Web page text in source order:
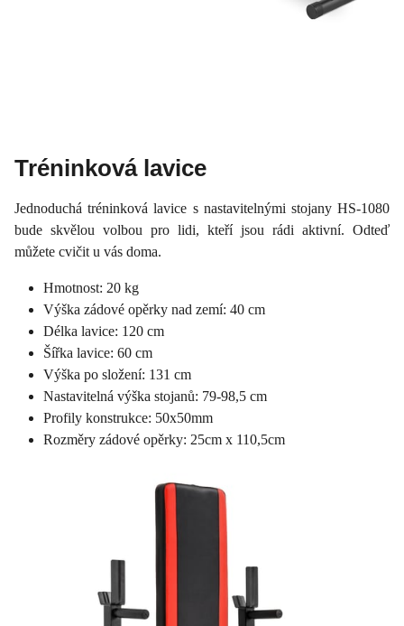
Tréninková lavice
Jednoduchá tréninková lavice s nastavitelnými stojany HS-1080
bude skvělou volbou pro lidi, kteří jsou rádi aktivní. Odteď
můžete cvičit u vás doma.
Hmotnost: 20 kg
Výška zádové opěrky nad zemí: 40 cm
Délka lavice: 120 cm
Šířka lavice: 60 cm
Výška po složení: 131 cm
Nastavitelná výška stojanů: 79-98,5 cm
Profily konstrukce: 50x50mm
Rozměry zádové opěrky: 25cm x 110,5cm